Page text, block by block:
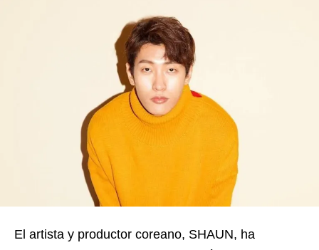
El artista y productor coreano, SHAUN, ha